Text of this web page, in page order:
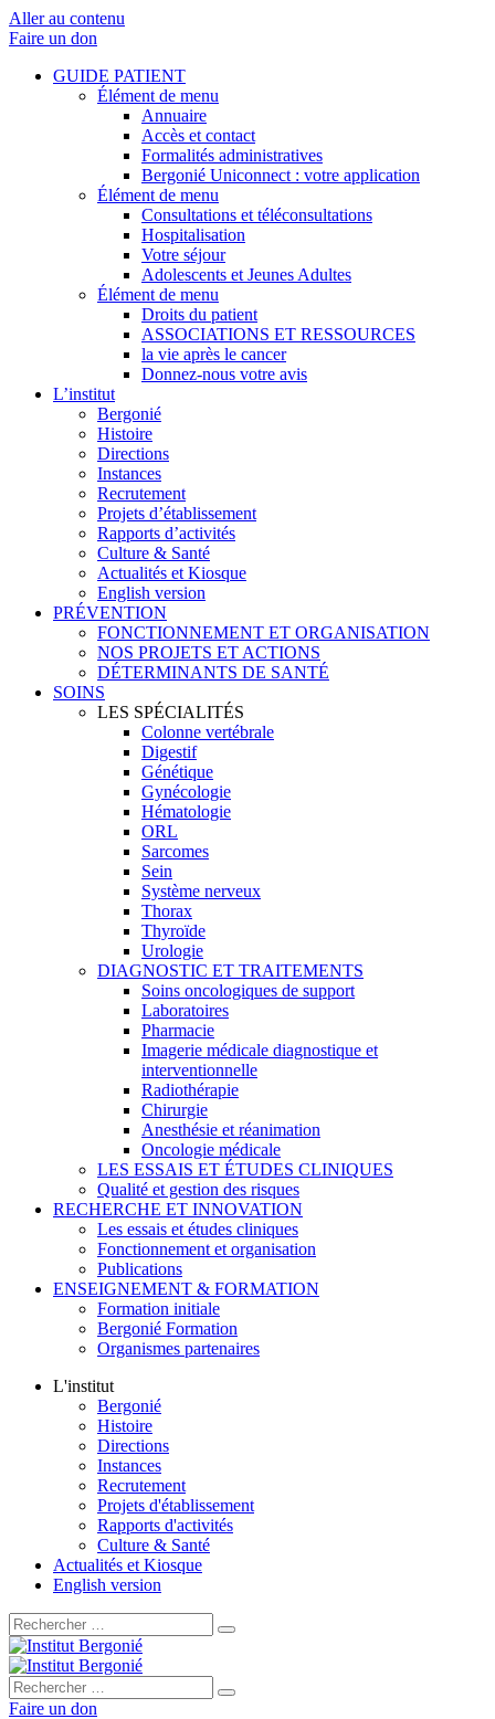
Aller au contenu
Faire un don
GUIDE PATIENT
Élément de menu
Annuaire
Accès et contact
Formalités administratives
Bergonié Uniconnect : votre application
Élément de menu
Consultations et téléconsultations
Hospitalisation
Votre séjour
Adolescents et Jeunes Adultes
Élément de menu
Droits du patient
ASSOCIATIONS ET RESSOURCES
la vie après le cancer
Donnez-nous votre avis
L’institut
Bergonié
Histoire
Directions
Instances
Recrutement
Projets d’établissement
Rapports d’activités
Culture & Santé
Actualités et Kiosque
English version
PRÉVENTION
FONCTIONNEMENT ET ORGANISATION
NOS PROJETS ET ACTIONS
DÉTERMINANTS DE SANTÉ
SOINS
LES SPÉCIALITÉS
Colonne vertébrale
Digestif
Génétique
Gynécologie
Hématologie
ORL
Sarcomes
Sein
Système nerveux
Thorax
Thyroïde
Urologie
DIAGNOSTIC ET TRAITEMENTS
Soins oncologiques de support
Laboratoires
Pharmacie
Imagerie médicale diagnostique et
interventionnelle
Radiothérapie
Chirurgie
Anesthésie et réanimation
Oncologie médicale
LES ESSAIS ET ÉTUDES CLINIQUES
Qualité et gestion des risques
RECHERCHE ET INNOVATION
Les essais et études cliniques
Fonctionnement et organisation
Publications
ENSEIGNEMENT & FORMATION
Formation initiale
Bergonié Formation
Organismes partenaires
L'institut
Bergonié
Histoire
Directions
Instances
Recrutement
Projets d'établissement
Rapports d'activités
Culture & Santé
Actualités et Kiosque
English version
Rechercher :
Rechercher :
Faire un don